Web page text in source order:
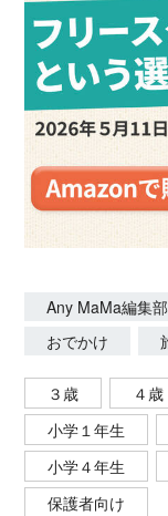
Any MaMa編集部
おでかけ
３歳 ４歳
小学１年生
小学４年生
保護者向け